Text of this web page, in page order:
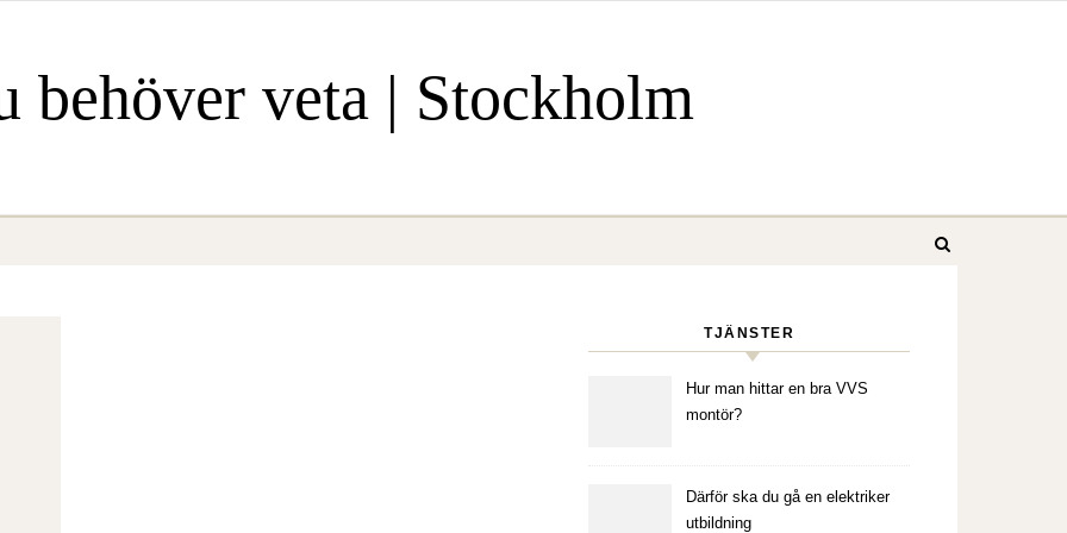
behöver veta | Stockholm
TJÄNSTER
Hur man hittar en bra VVS
montör?
Därför ska du gå en elektriker
utbildning